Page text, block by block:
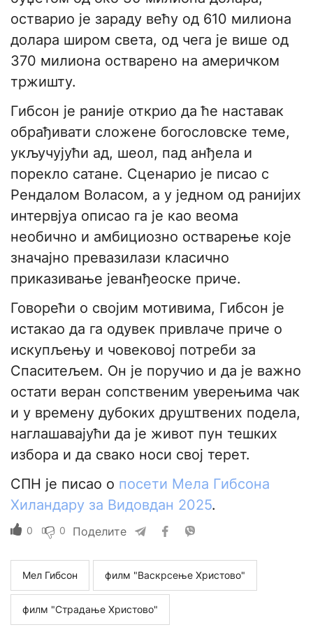
остварио је зараду већу од 610 милиона
долара широм света, од чега је више од
370 милиона остварено на америчком
тржишту.
Гибсон је раније открио да ће наставак
обрађивати сложене богословске теме,
укључујући ад, шеол, пад анђела и
порекло сатане. Сценарио је писао с
Рендалом Воласом, а у једном од ранијих
интервјуа описао га је као веома
необично и амбициозно остварење које
значајно превазилази класично
приказивање јеванђеоске приче.
Говорећи о својим мотивима, Гибсон је
истакао да га одувек привлаче приче о
искупљењу и човековој потреби за
Спаситељем. Он је поручио и да је важно
остати веран сопственим уверењима чак
и у времену дубоких друштвених подела,
наглашавајући да је живот пун тешких
избора и да свако носи свој терет.
СПН је писао о посети Мела Гибсона
Хиландару за Видовдан 2025.
0 0 Поделите
Мел Гибсон филм "Васкрсење Христово"
филм "Страдање Христово"